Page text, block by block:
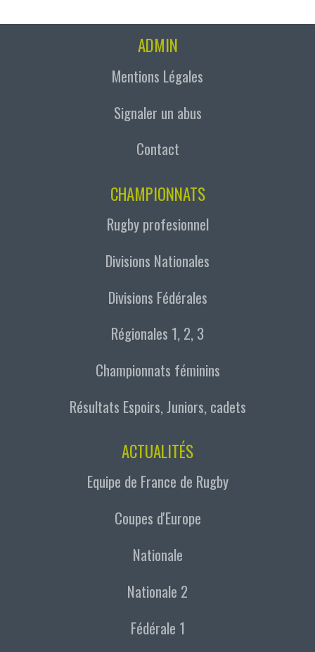
ADMIN
Mentions Légales
Signaler un abus
Contact
CHAMPIONNATS
Rugby profesionnel
Divisions Nationales
Divisions Fédérales
Régionales 1, 2, 3
Championnats féminins
Résultats Espoirs, Juniors, cadets
ACTUALITÉS
Equipe de France de Rugby
Coupes d'Europe
Nationale
Nationale 2
Fédérale 1